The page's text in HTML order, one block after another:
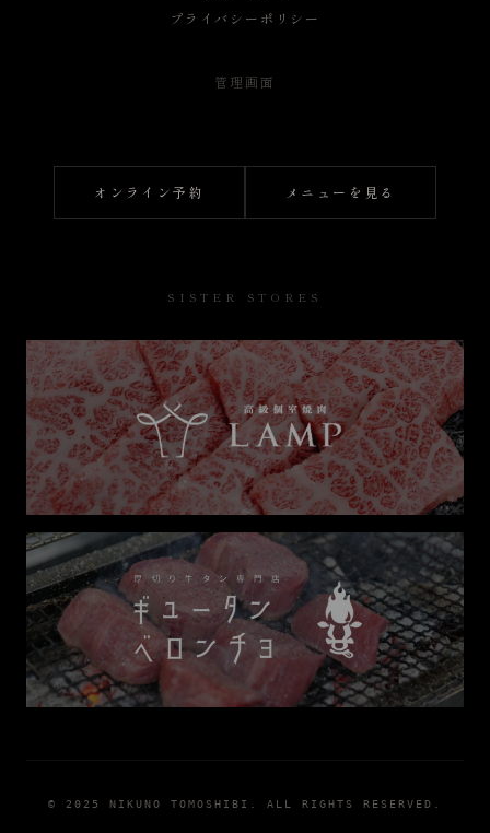
プライバシーポリシー
管理画面
オンライン予約 メニューを見る
SISTER STORES
© 2025 NIKUNO TOMOSHIBI. ALL RIGHTS RESERVED.